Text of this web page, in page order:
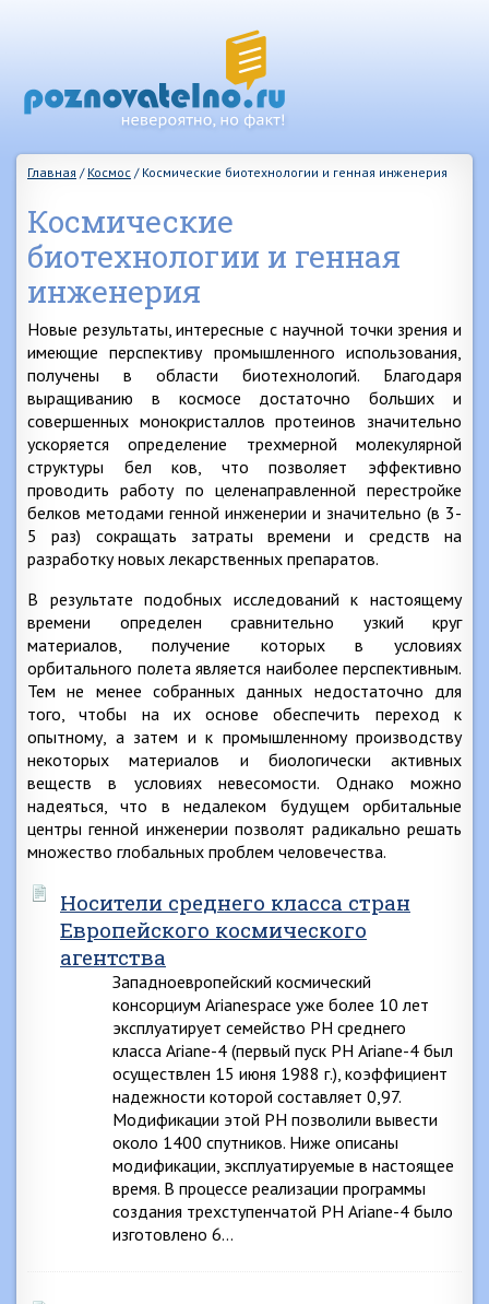
Главная / Космос / Космические биотехнологии и генная инженерия
Космические
биотехнологии и генная
инженерия
Новые результаты, интересные с научной точки зрения и
имеющие перспективу промышленного использования,
получены в области биотехнологий. Благодаря
выращиванию в космосе достаточно больших и
совершенных монокристаллов протеинов значительно
ускоряется определение трехмерной молекулярной
структуры бел ков, что позволяет эффективно
проводить работу по целенаправленной перестройке
белков методами генной инженерии и значительно (в 3-
5 раз) сокращать затраты времени и средств на
разработку новых лекарственных препаратов.
В результате подобных исследований к настоящему
времени определен сравнительно узкий круг
материалов, получение которых в условиях
орбитального полета является наиболее перспективным.
Тем не менее собранных данных недостаточно для
того, чтобы на их основе обеспечить переход к
опытному, а затем и к промышленному производству
некоторых материалов и биологически активных
веществ в условиях невесомости. Однако можно
надеяться, что в недалеком будущем орбитальные
центры генной инженерии позволят радикально решать
множество глобальных проблем человечества.
Носители среднего класса стран
Европейского космического
агентства
Западноевропейский космический
консорциум Arianespace уже более 10 лет
эксплуатирует семейство РН среднего
класса Ariane-4 (первый пуск РН Ariane-4 был
осуществлен 15 июня 1988 г.), коэффициент
надежности которой составляет 0,97.
Модификации этой РН позволили вывести
около 1400 спутников. Ниже описаны
модификации, эксплуатируемые в настоящее
время. В процессе реализации программы
создания трехступенчатой РН Ariane-4 было
изготовлено 6…